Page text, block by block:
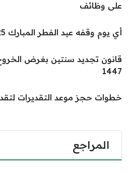
على وظائف
أي يوم وقفه عيد الفطر المبارك 2025 في السعودية
قانون تجديد سنتين بغرض الخروج
1447
خطوات حجز موعد التقديرات
المراجع